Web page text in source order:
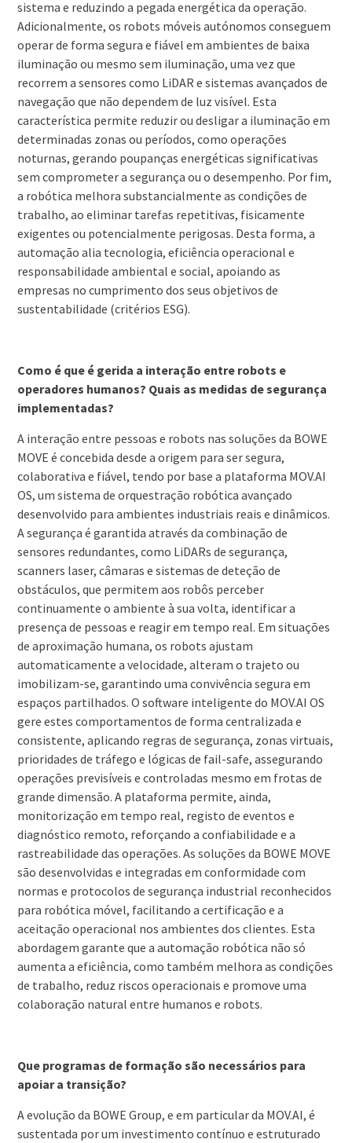
sistema e reduzindo a pegada energética da operação.
Adicionalmente, os robots móveis autónomos conseguem
operar de forma segura e fiável em ambientes de baixa
iluminação ou mesmo sem iluminação, uma vez que
recorrem a sensores como LiDAR e sistemas avançados de
navegação que não dependem de luz visível. Esta
característica permite reduzir ou desligar a iluminação em
determinadas zonas ou períodos, como operações
noturnas, gerando poupanças energéticas significativas
sem comprometer a segurança ou o desempenho. Por fim,
a robótica melhora substancialmente as condições de
trabalho, ao eliminar tarefas repetitivas, fisicamente
exigentes ou potencialmente perigosas. Desta forma, a
automação alia tecnologia, eficiência operacional e
responsabilidade ambiental e social, apoiando as
empresas no cumprimento dos seus objetivos de
sustentabilidade (critérios ESG).
Como é que é gerida a interação entre robots e
operadores humanos? Quais as medidas de segurança
implementadas?
A interação entre pessoas e robots nas soluções da BOWE
MOVE é concebida desde a origem para ser segura,
colaborativa e fiável, tendo por base a plataforma MOV.AI
OS, um sistema de orquestração robótica avançado
desenvolvido para ambientes industriais reais e dinâmicos.
A segurança é garantida através da combinação de
sensores redundantes, como LiDARs de segurança,
scanners laser, câmaras e sistemas de deteção de
obstáculos, que permitem aos robôs perceber
continuamente o ambiente à sua volta, identificar a
presença de pessoas e reagir em tempo real. Em situações
de aproximação humana, os robots ajustam
automaticamente a velocidade, alteram o trajeto ou
imobilizam-se, garantindo uma convivência segura em
espaços partilhados. O software inteligente do MOV.AI OS
gere estes comportamentos de forma centralizada e
consistente, aplicando regras de segurança, zonas virtuais,
prioridades de tráfego e lógicas de fail-safe, assegurando
operações previsíveis e controladas mesmo em frotas de
grande dimensão. A plataforma permite, ainda,
monitorização em tempo real, registo de eventos e
diagnóstico remoto, reforçando a confiabilidade e a
rastreabilidade das operações. As soluções da BOWE MOVE
são desenvolvidas e integradas em conformidade com
normas e protocolos de segurança industrial reconhecidos
para robótica móvel, facilitando a certificação e a
aceitação operacional nos ambientes dos clientes. Esta
abordagem garante que a automação robótica não só
aumenta a eficiência, como também melhora as condições
de trabalho, reduz riscos operacionais e promove uma
colaboração natural entre humanos e robots.
Que programas de formação são necessários para
apoiar a transição?
A evolução da BOWE Group, e em particular da MOV.AI, é
sustentada por um investimento contínuo e estruturado